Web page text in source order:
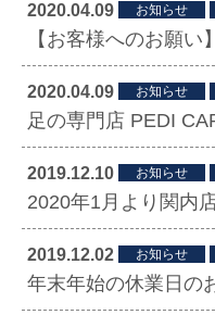
2020.04.09 お知らせ
2020.04.09 お知らせ
2019.12.10 お知らせ
2019.12.02 お知らせ
年末年始の休業日の